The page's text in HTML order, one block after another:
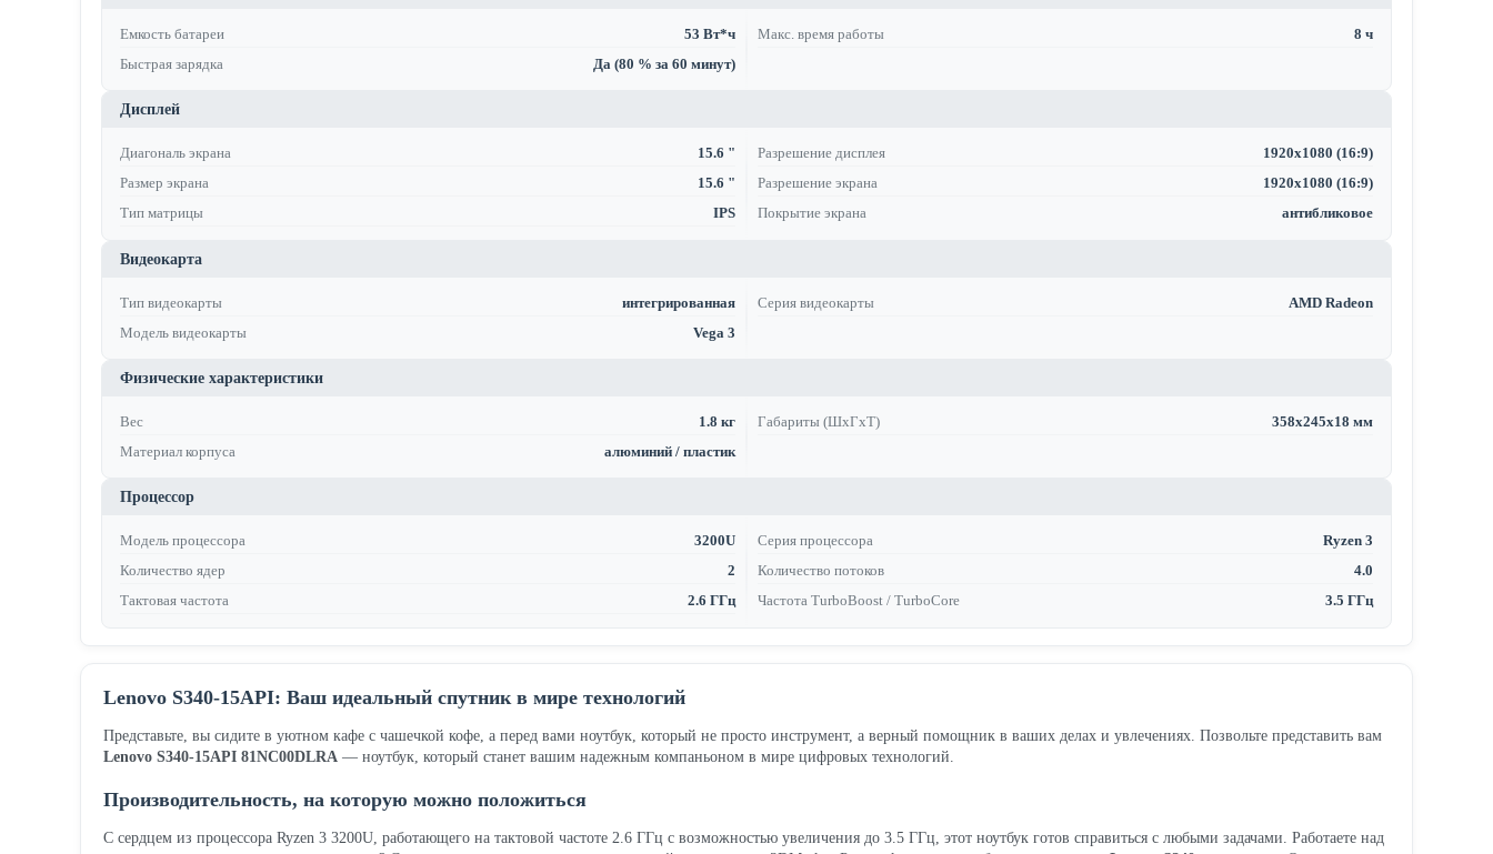
Емкость батареи 53 Вт*ч Макс. время работы
8 ч
Быстрая зарядка
Да (80 % за 60 минут)
Дисплей
Диагональ экрана 15.6 " Разрешение дисплея
1920x1080 (16:9)
Размер экрана
15.6 " Разрешение экрана
1920x1080 (16:9)
Тип матрицы
IPS Покрытие экрана антибликовое
Видеокарта
Тип видеокарты интегрированная Серия видеокарты
AMD Radeon
Модель видеокарты
Vega 3
Физические характеристики
Вес 1.8 кг Габариты (ШхГхТ)
358x245x18 мм
Материал корпуса
алюминий / пластик
Процессор
Модель процессора 3200U Серия процессора
Ryzen 3
Количество ядер
2 Количество потоков
4.0
Тактовая частота
2.6 ГГц Частота TurboBoost / TurboCore 3.5 ГГц
Lenovo S340-15API: Ваш идеальный спутник в мире технологий
Представьте, вы сидите в уютном кафе с чашечкой кофе, а перед вами ноутбук, который не просто инструмент, а верный помощник в ваших делах и увлечениях. Позвольте представить вам
Lenovo S340-15API 81NC00DLRA — ноутбук, который станет вашим надежным компаньоном в мире цифровых технологий.
Производительность, на которую можно положиться
С сердцем из процессора Ryzen 3 3200U, работающего на тактовой частоте 2.6 ГГц с возможностью увеличения до 3.5 ГГц, этот ноутбук готов справиться с любыми задачами. Работаете над